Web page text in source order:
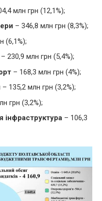
млн грн (12,1%);
– 346,8 млн грн (8,3%);
(6,1%);
– 230,9 млн грн (5,4%);
– 168,3 млн грн (4%);
– 135,2 млн грн (3,2%);
грн (3,2%);
інфраструктура – 106,3